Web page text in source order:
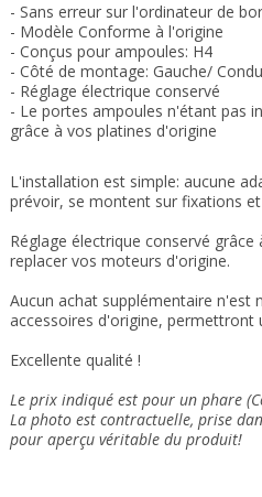
- Sans erreur sur l'ordinateur de
- Modèle Conforme à l'origine
- Conçus pour ampoules: H4
- Côté de montage: Gauche/
- Réglage électrique conservé
- Le portes ampoules n'étant pas
grâce à vos platines d'origine
L'installation est simple: aucune
prévoir, se montent sur fixations
Réglage électrique conservé
replacer vos moteurs d'origine.
Aucun achat supplémentaire n'est
accessoires d'origine, permettront
Excellente qualité !
Le prix indiqué est pour un phare
La photo est contractuelle, prise
pour aperçu véritable du produit!